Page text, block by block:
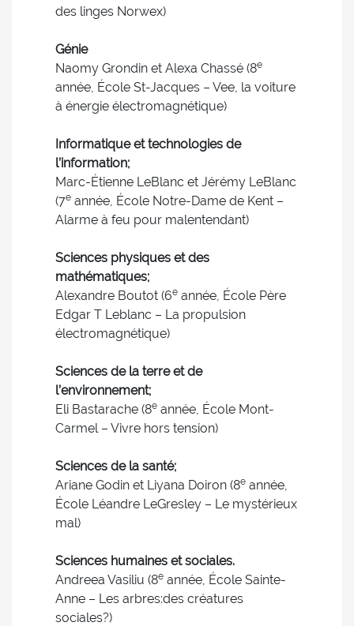
des linges Norwex)
Génie
Naomy Grondin et Alexa Chassé (8e
année, École St-Jacques – Vee, la voiture
à énergie électromagnétique)
Informatique et technologies de
l’information;
Marc-Étienne LeBlanc et Jérémy LeBlanc
(7e année, École Notre-Dame de Kent –
Alarme à feu pour malentendant)
Sciences physiques et des
mathématiques;
Alexandre Boutot (6e année, École Père
Edgar T Leblanc – La propulsion
électromagnétique)
Sciences de la terre et de
l’environnement;
Eli Bastarache (8e année, École Mont-
Carmel – Vivre hors tension)
Sciences de la santé;
Ariane Godin et Liyana Doiron (8e année,
École Léandre LeGresley – Le mystérieux
mal)
Sciences humaines et sociales.
Andreea Vasiliu (8e année, École Sainte-
Anne – Les arbres:des créatures
sociales?)